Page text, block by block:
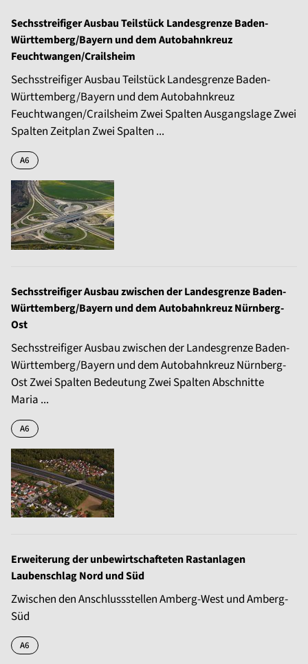
Sechsstreifiger Ausbau Teilstück Landesgrenze Baden-
Württemberg/Bayern und dem Autobahnkreuz
Feuchtwangen/Crailsheim
Sechsstreifiger Ausbau Teilstück Landesgrenze Baden-
Württemberg/Bayern und dem Autobahnkreuz
Feuchtwangen/Crailsheim Zwei Spalten Ausgangslage Zwei
Spalten Zeitplan Zwei Spalten ...
A6
Sechsstreifiger Ausbau zwischen der Landesgrenze Baden-
Württemberg/Bayern und dem Autobahnkreuz Nürnberg-
Ost
Sechsstreifiger Ausbau zwischen der Landesgrenze Baden-
Württemberg/Bayern und dem Autobahnkreuz Nürnberg-
Ost Zwei Spalten Bedeutung Zwei Spalten Abschnitte
Maria ...
A6
Erweiterung der unbewirtschafteten Rastanlagen
Laubenschlag Nord und Süd
Zwischen den Anschlussstellen Amberg-West und Amberg-
Süd
A6